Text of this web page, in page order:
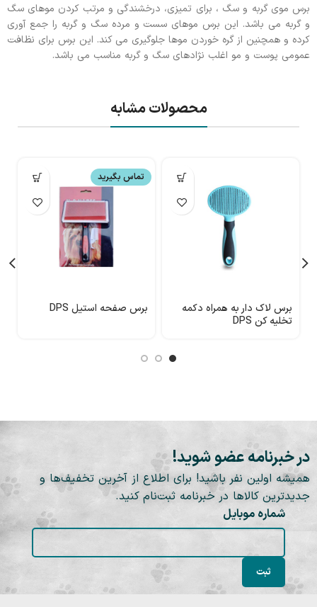
برس موی گربه و سگ ، برای تمیزی، درخشندگی و مرتب کردن موهای سگ
و گربه می باشد. این برس موهای سست و مرده سگ و گربه را جمع آوری
کرده و همچنین از گره خوردن موها جلوگیری می کند. این برس برای نظافت
عمومی پوست و مو اغلب نژادهای سگ و گربه مناسب می باشد.
محصولات مشابه
برس لاک دار به همراه دکمه
تخلیه کن DPS
تماس بگیرید
برس صفحه استیل DPS
در خبرنامه عضو شوید!
همیشه اولین نفر باشید! برای اطلاع از آخرین تخفیف‌ها و
جدیدترین کالاها در خبرنامه ثبت‌نام کنید.
شماره موبایل